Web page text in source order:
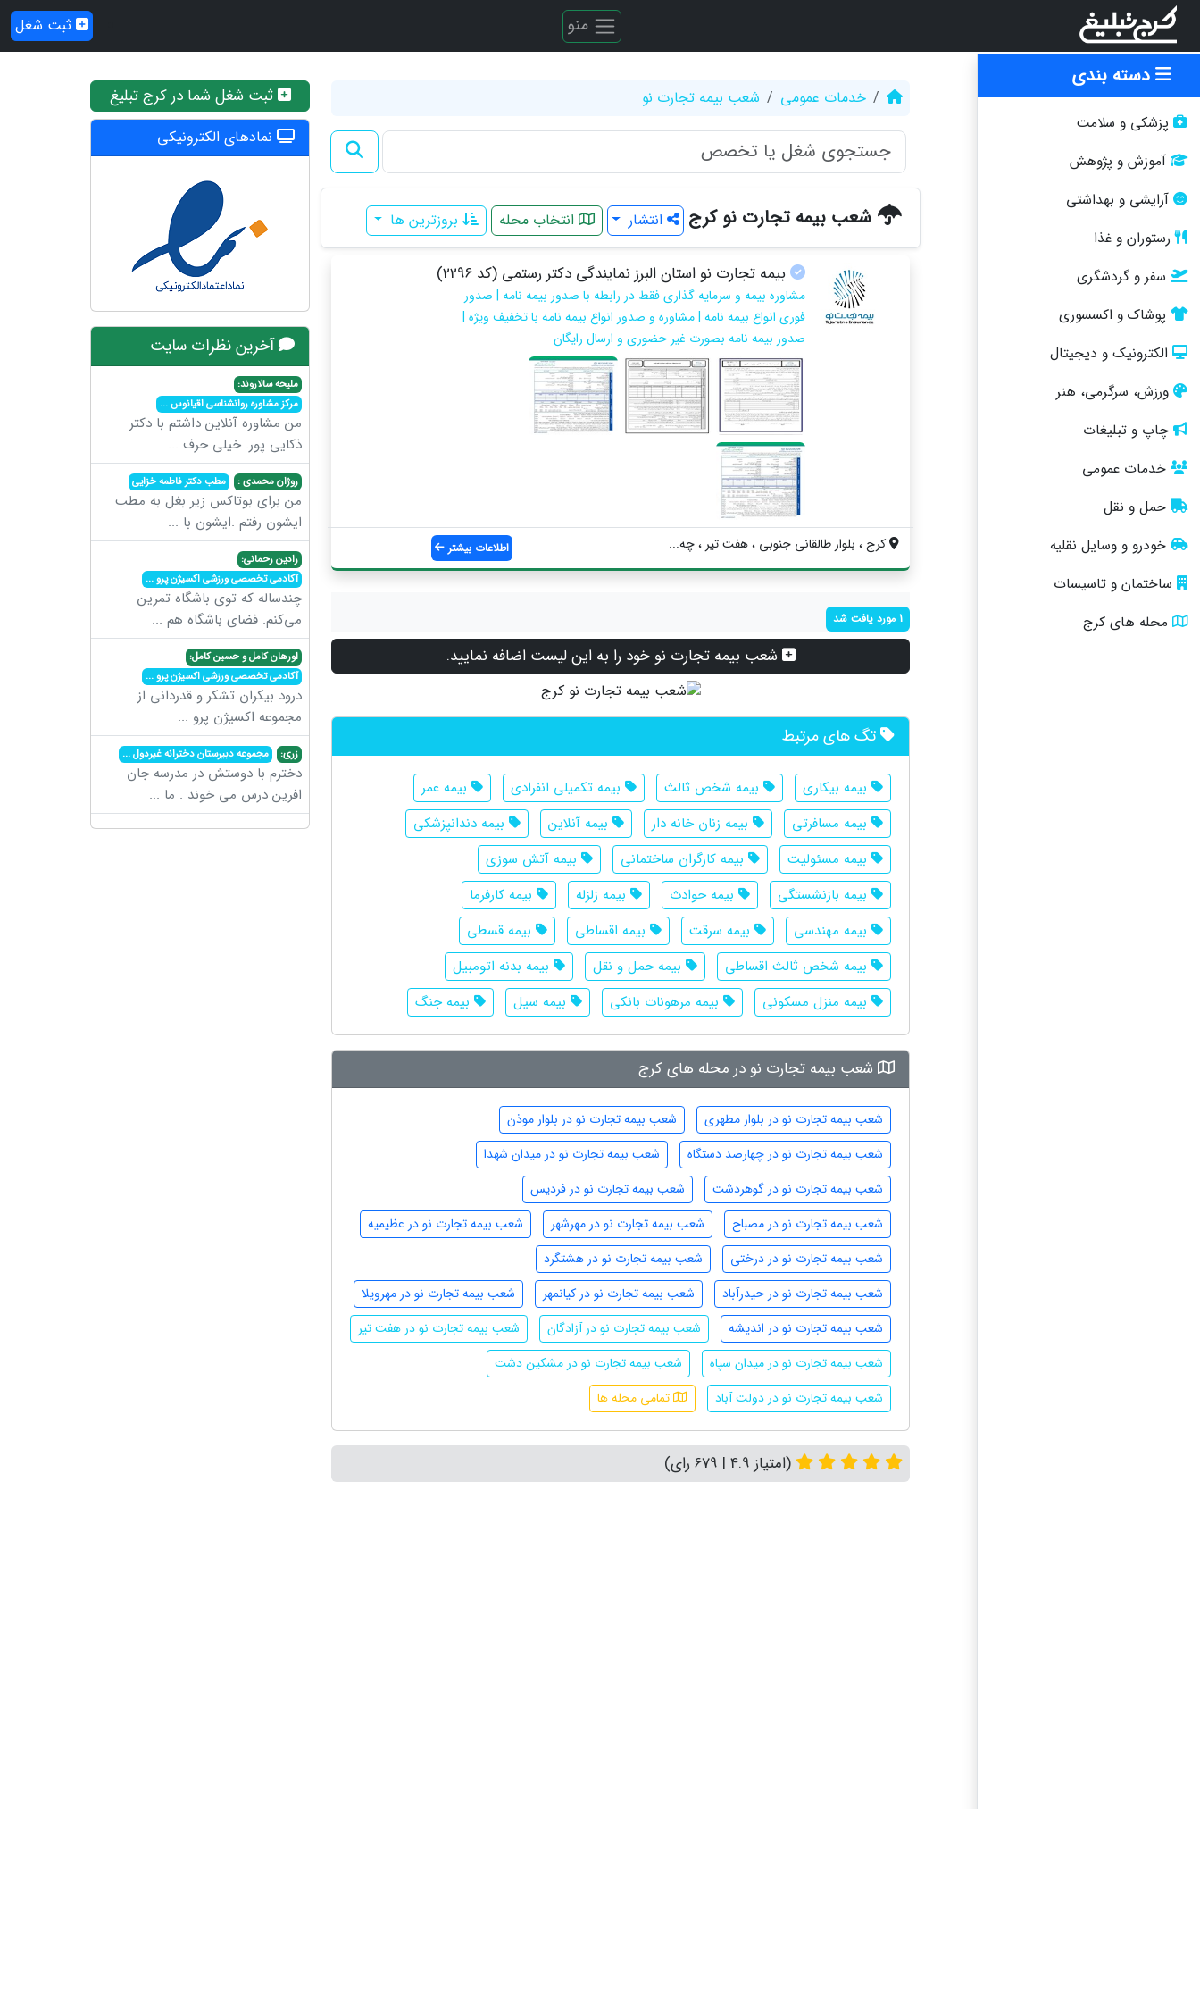
منو ثبت شغل
دسته بندی
پزشکی و سلامت
آموزش و پژوهش
آرایشی و بهداشتی
رستوران و غذا
سفر و گردشگری
پوشاک و اکسسوری
الکترونیک و دیجیتال
ورزش، سرگرمی، هنر
چاپ و تبلیغات
خدمات عمومی
حمل و نقل
خودرو و وسایل نقلیه
ساختمان و تاسیسات
محله های کرج
خدمات عمومی شعب بیمه تجارت نو
شعب بیمه تجارت نو کرج انتشار انتخاب محله بروزترین ها
بیمه تجارت نو استان البرز نمایندگی دکتر رستمی (کد 2296)
مشاوره بیمه و سرمایه گذاری فقط در رابطه با صدور بیمه نامه | صدور
فوری انواع بیمه نامه | مشاوره و صدور انواع بیمه نامه با تخفیف ویژه |
صدور بیمه نامه بصورت غیر حضوری و ارسال رایگان
کرج ، بلوار طالقانی جنوبی ، هفت تیر ، چه... اطلاعات بیشتر
1 مورد یافت شد
شعب بیمه تجارت نو خود را به این لیست اضافه نمایید.
تگ های مرتبط
بیمه بیکاری بیمه شخص ثالث بیمه تکمیلی انفرادی
بیمه عمر
بیمه مسافرتی
بیمه زنان خانه دار بیمه آنلاین
بیمه دندانپزشکی
بیمه مسئولیت
بیمه کارگران ساختمانی
بیمه آتش سوزی
بیمه بازنشستگی
بیمه حوادث بیمه زلزله
بیمه کارفرما
بیمه مهندسی
بیمه سرقت بیمه اقساطی
بیمه قسطی
بیمه شخص ثالث اقساطی
بیمه حمل و نقل
بیمه بدنه اتومبیل
بیمه منزل مسکونی
بیمه مرهونات بانکی بیمه سیل بیمه جنگ
شعب بیمه تجارت نو در محله های کرج
شعب بیمه تجارت نو در بلوار مطهری
شعب بیمه تجارت نو در بلوار موذن
شعب بیمه تجارت نو در چهارصد دستگاه
شعب بیمه تجارت نو در میدان شهدا
شعب بیمه تجارت نو در گوهردشت
شعب بیمه تجارت نو در فردیس
شعب بیمه تجارت نو در مصباح
شعب بیمه تجارت نو در مهرشهر
شعب بیمه تجارت نو در عظیمیه
شعب بیمه تجارت نو در درختی
شعب بیمه تجارت نو در هشتگرد
شعب بیمه تجارت نو در حیدرآباد
شعب بیمه تجارت نو در کیانمهر
شعب بیمه تجارت نو در مهرویلا
شعب بیمه تجارت نو در اندیشه
شعب بیمه تجارت نو در آزادگان
شعب بیمه تجارت نو در هفت تیر
شعب بیمه تجارت نو در میدان سپاه
شعب بیمه تجارت نو در مشکین دشت
شعب بیمه تجارت نو در دولت آباد
تمامی محله ها
(امتیاز 4.9 | 679 رای)
ثبت شغل شما در کرج تبلیغ
نمادهای الکترونیکی
آخرین نظرات سایت
ملیحه سالاروند:
مرکز مشاوره روانشناسی اقیانوس...
من مشاوره آنلاین داشتم با دکتر
ذکایی پور. خیلی حرف ...
روژان محمدی : مطب دکتر فاطمه خزایی
من برای بوتاکس زیر بغل به مطب
ایشون رفتم .ایشون با ...
رادین رحمانی:
آکادمی تخصصی ورزشی اکسیژن پرو...
چندساله که توی باشگاه تمرین
می‌کنم. فضای باشگاه هم ...
اورهان کامل و حسین کامل:
آکادمی تخصصی ورزشی اکسیژن پرو...
درود بیکران تشکر و قدردانی از
مجموعه اکسیژن پرو ...
زری: مجموعه دبیرستان دخترانه غیردول...
دخترم با دوستش در مدرسه جان
افرین درس می خوند . ما ...